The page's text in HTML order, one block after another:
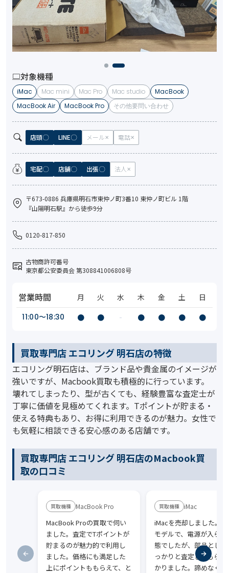
対象機種
iMac Mac mini Mac Pro Mac studio
MacBook
MacBook Air
MacBook Pro その他要問い合わせ
店頭 LINE メール 電話
宅配 店舗 出張 法人
〒673-0886 兵庫県明石市東仲ノ町3番10 東仲ノ町ビル 1階
『山陽明石駅』から徒歩9分
0120-817-850
古物商許可番号
東京都公安委員会 第308841006808号
営業時間 月 火 水 木 金 土
日
11:00〜18:30
● ● - ● ● ● ●
買取専門店 エコリング 明石店の特徴
エコリング明石店は、ブランド品や貴金属のイメージが
強いですが、Macbook買取も積極的に行っています。
壊れてしまったり、型が古くても、経験豊富な査定士が
丁寧に価値を見極めてくれます。Tポイントが貯まる・
使える特典もあり、お得に利用できるのが魅力。女性で
も気軽に相談できる安心感のある店舗です。
買取専門店 エコリング 明石店のMacbook買
取の口コミ
MacBook Pro
MacBook Proの買取で伺い
ました。査定でTポイントが
貯まるのが魅力的で利用し
ました。価格にも満足した
上にポイントももらえて、と
iMac
iMacを売却しました。
モデルで、電源が入らな
態でしたが、部品とし
っかりと査定してもらえ
かりました。諦めなく